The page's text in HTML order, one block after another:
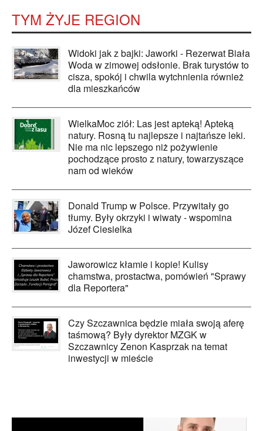
TYM ŻYJE REGION
Widoki jak z bajki: Jaworki - Rezerwat Biała
Woda w zimowej odsłonie. Brak turystów to
cisza, spokój i chwila wytchnienia również
dla mieszkańców
WielkaMoc ziół: Las jest apteką! Apteką
natury. Rosną tu najlepsze i najtańsze leki.
Nie ma nic lepszego niż pożywienie
pochodzące prosto z natury, towarzyszące
nam od wieków
Donald Trump w Polsce. Przywitały go
tłumy. Były okrzyki i wiwaty - wspomina
Józef Ciesielka
Jaworowicz kłamie i kopie! Kulisy
chamstwa, prostactwa, pomówień "Sprawy
dla Reportera"
Czy Szczawnica będzie miała swoją aferę
taśmową? Były dyrektor MZGK w
Szczawnicy Zenon Kasprzak na temat
inwestycji w mieście